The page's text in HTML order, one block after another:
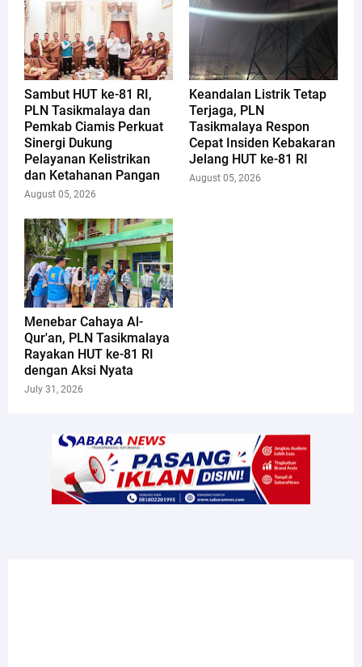
Sambut HUT ke-81 RI,
PLN Tasikmalaya dan
Pemkab Ciamis Perkuat
Sinergi Dukung
Pelayanan Kelistrikan
dan Ketahanan Pangan
August 05, 2026
Keandalan Listrik Tetap
Terjaga, PLN
Tasikmalaya Respon
Cepat Insiden Kebakaran
Jelang HUT ke-81 RI
August 05, 2026
Menebar Cahaya Al-
Qur'an, PLN Tasikmalaya
Rayakan HUT ke-81 RI
dengan Aksi Nyata
July 31, 2026